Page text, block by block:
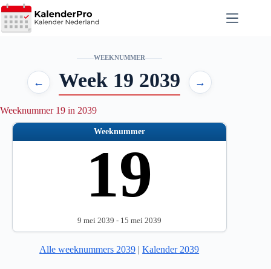
Ga
naar
de
WEEKNUMMER
← Week 19 2039 →
Weeknummer 19 in 2039
Weeknummer
19
9 mei 2039 - 15 mei 2039
Alle weeknummers 2039 |Kalender 2039